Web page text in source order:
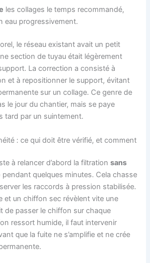
les collages le temps recommandé,
eau progressivement.
le réseau existant avait un petit
section de tuyau était légèrement
La correction a consisté à
et à repositionner le support, évitant
sur un collage. Ce genre de
le jour du chantier, mais se paye
tard par un suintement.
: ce qui doit être vérifié, et comment
à relancer d’abord la filtrationsans
pendant quelques minutes. Cela chasse
les raccords à pression stabilisée.
et un chiffon sec révèlent vite une
de passer le chiffon sur chaque
ressort humide, il faut intervenir
que la fuite ne s’amplifie et ne crée